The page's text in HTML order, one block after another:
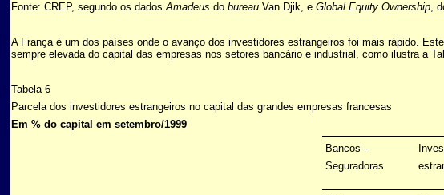
Fonte: CREP, segundo os dadosAmadeus do bureau Van Djik, e Global Equity Ownership,
A França é um dos países onde o avanço dos investidores estrangeiros foi mais rápido.
sempre elevada do capital das empresas nos setores bancário e industrial, como ilustra a
Tabela 6
Parcela dos investidores estrangeiros no capital das grandes empresas francesas
Em % do capital em setembro/1999
Bancos –
Seguradoras